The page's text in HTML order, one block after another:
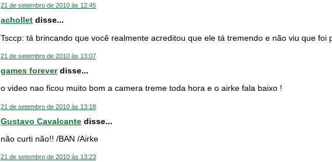
21 de setembro de 2010 às 12:45
achollet disse...
Tsccp: tá brincando que você realmente acreditou que ele tá tremendo e não viu que foi
21 de setembro de 2010 às 13:07
games foreverdisse...
o video nao ficou muito bom a camera treme toda hora e o airke fala baixo !
21 de setembro de 2010 às 13:18
Gustavo Cavalcante disse...
não curti não!! /BAN /Airke
21 de setembro de 2010 às 13:23